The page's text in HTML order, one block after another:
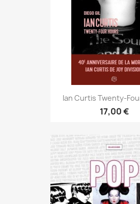
Ian Curtis Twenty-
17,00 €